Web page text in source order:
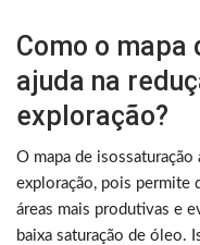
Como o mapa
ajuda na
exploração?
O mapa de
exploração, pois permite
áreas mais produtivas e
baixa saturação de óleo.